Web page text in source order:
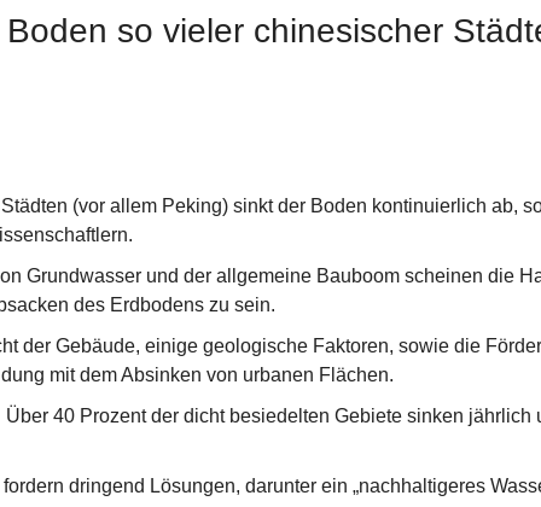
so vieler chinesischer
(vor allem Peking) sinkt der Boden kontinuierlich ab,
Grundwasser und der allgemeine Bauboom scheinen die
des Erdbodens zu sein.
der Gebäude, einige geologische Faktoren, sowie die
mit dem Absinken von urbanen Flächen.
40 Prozent der dicht besiedelten Gebiete sinken jährlich
dringend Lösungen, darunter ein „nachhaltigeres